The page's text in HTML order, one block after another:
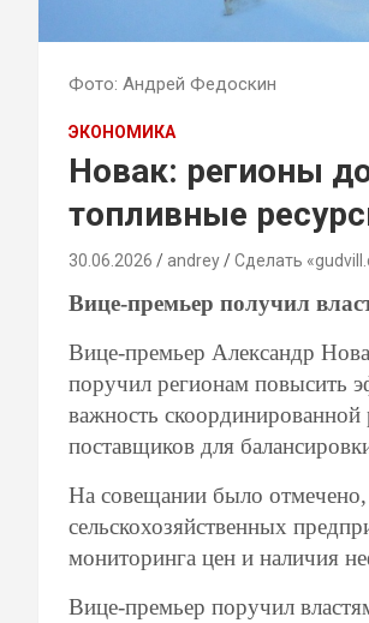
Фото: Андрей Федоскин
ЭКОНОМИКА
Новак: регионы
топливные
30.06.2026 andrey Сделать
Вице-премьер получил
Вице-премьер Александр
поручил регионам повысить
важность
поставщиков для
На совещании было отмечено,
сельскохозяйственных
мониторинга цен и наличия
Вице-премьер поручил